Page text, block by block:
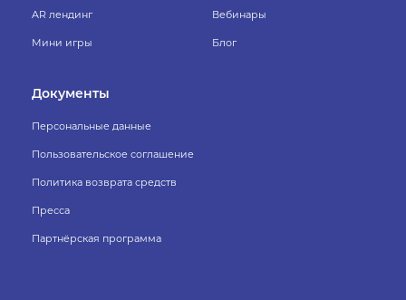
AR лендинг
Мини игры
Вебинары
Блог
Документы
Персональные данные
Пользовательское соглашение
Политика возврата средств
Пресса
Партнёрская программа